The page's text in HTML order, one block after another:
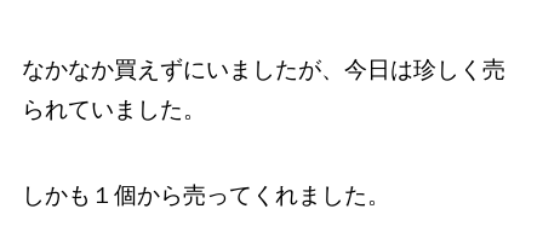
なかなか買えずにいましたが、今日は珍しく売
られていました。
しかも１個から売ってくれました。